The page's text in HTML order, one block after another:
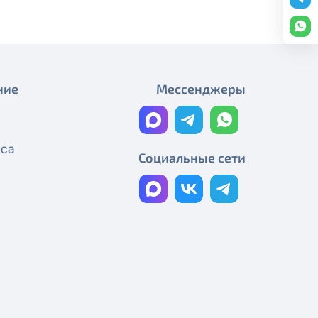
Новогоднее предложение!
Хотели, но опоздали?
Флагманское предложение!
Невероятное предложение!
150 ТВ каналов бесплатно!
Мессенджеры
Социальные сети